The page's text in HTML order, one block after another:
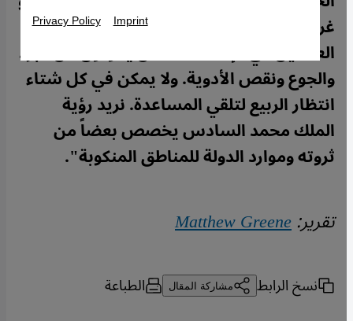
غرين ينقل الصورة لموقع قنطرة، وقول أحد
العاملين في الإغاثة: "الناس يموتون من البرد
والجوع ونقص الأدوية. ولا يمكن في كل شتاء
انتظار الربيع لتلقي المساعدة. نريد رؤية
الملك محمد السادس يخصص بعضاً من
ثروته وموارد الدولة للمناطق المنكوبة".
تقرير:Matthew Greene
نسخ الرابط مشاركة المقال الطباعة
Privacy Policy Imprint